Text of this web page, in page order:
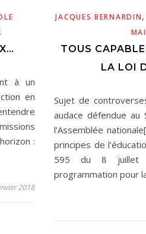
à un
en
:
2018
JACQUES BERNARDIN
TOUS
LA LOI
Sujet de
audace défendue
l’Assemblée
principes de
595 du 8 juillet
programmation pour